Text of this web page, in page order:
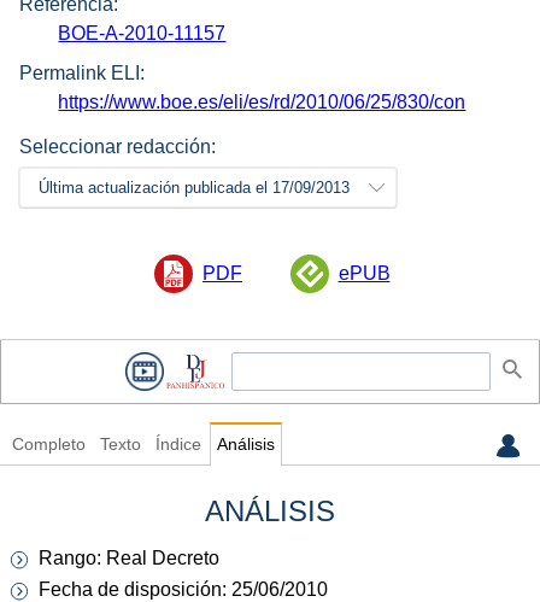
Referencia:
BOE-A-2010-11157
Permalink ELI:
https://www.boe.es/eli/es/rd/2010/06/25/830/con
Seleccionar redacción:
Última actualización publicada el 17/09/2013
PDF ePUB
Completo Texto Índice Análisis
ANÁLISIS
Rango: Real Decreto
Fecha de disposición: 25/06/2010